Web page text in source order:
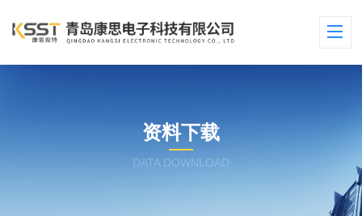
资料下载
DATA DOWNLOAD